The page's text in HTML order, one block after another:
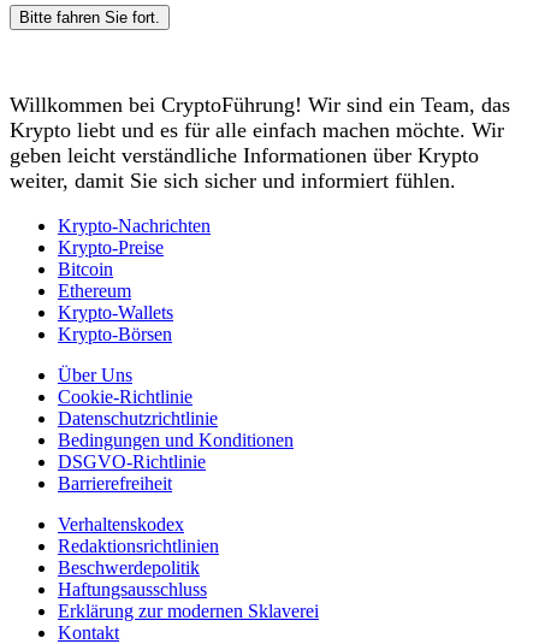
Bitte fahren Sie fort.
Willkommen bei CryptoFührung! Wir sind ein Team, das
Krypto liebt und es für alle einfach machen möchte. Wir
geben leicht verständliche Informationen über Krypto
weiter, damit Sie sich sicher und informiert fühlen.
Krypto-Nachrichten
Krypto-Preise
Bitcoin
Ethereum
Krypto-Wallets
Krypto-Börsen
Über Uns
Cookie-Richtlinie
Datenschutzrichtlinie
Bedingungen und Konditionen
DSGVO-Richtlinie
Barrierefreiheit
Verhaltenskodex
Redaktionsrichtlinien
Beschwerdepolitik
Haftungsausschluss
Erklärung zur modernen Sklaverei
Kontakt